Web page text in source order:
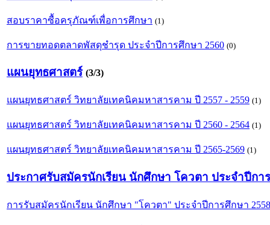
สอบราคาซื้อครุภัณฑ์เพื่อการศึกษา (1)
การขายทอดตลาดพัสดุชำรุด ประจำปีการศึกษา 2560 (0)
แผนยุทธศาสตร์ (3/3)
แผนยุทธศาสตร์ วิทยาลัยเทคนิคมหาสารคาม ปี 2557 - 2559 (1)
แผนยุทธศาสตร์ วิทยาลัยเทคนิคมหาสารคาม ปี 2560 - 2564 (1)
แผนยุทธศาสตร์ วิทยาลัยเทคนิคมหาสารคาม ปี 2565-2569 (1)
ประกาศรับสมัครนักเรียน นักศึกษา โควตา ประจำปีกา
การรับสมัครนักเรียน นักศึกษา "โควตา" ประจำปีการศึกษา 2558